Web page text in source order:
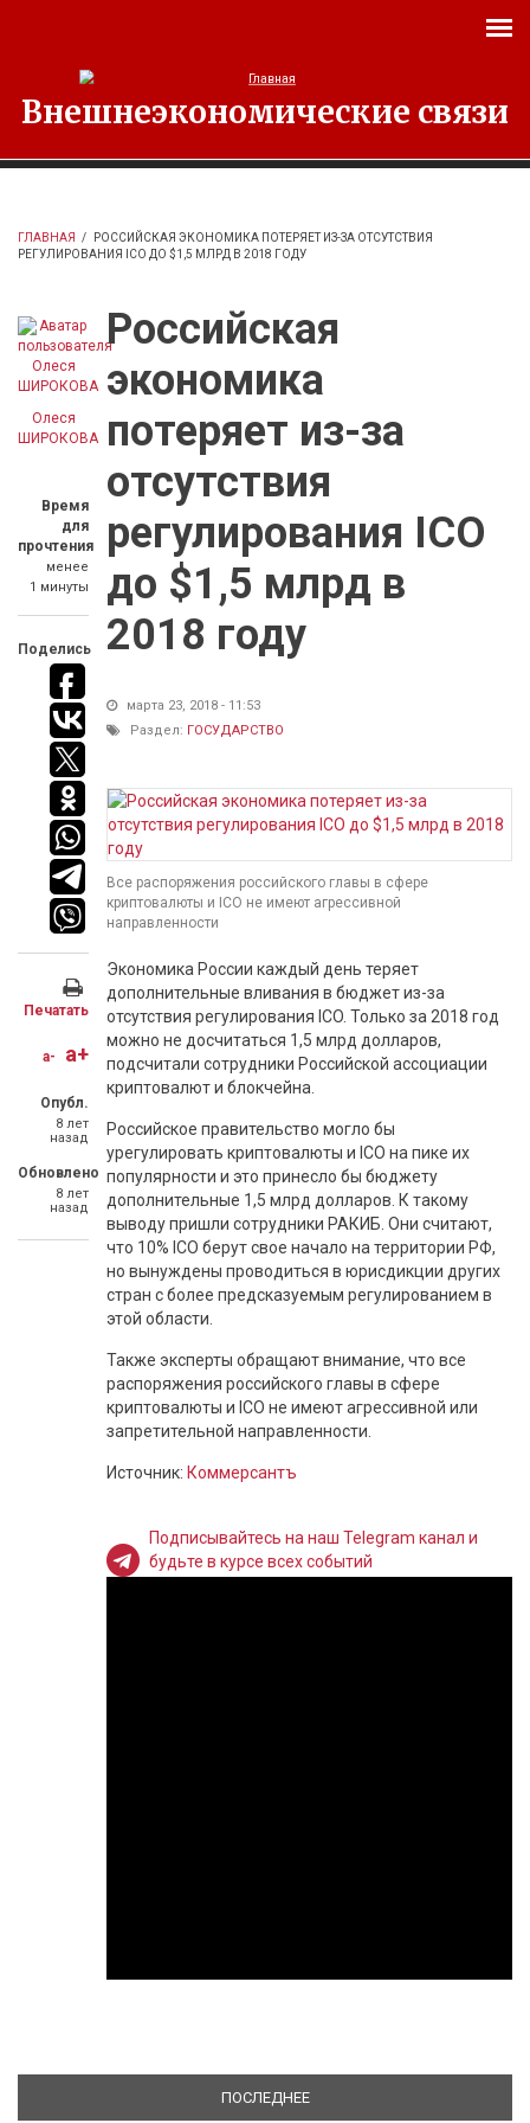
Внешнеэкономические связи
ГЛАВНАЯ /
РОССИЙСКАЯ ЭКОНОМИКА ПОТЕРЯЕТ ИЗ-ЗА ОТСУТСТВИЯ
РЕГУЛИРОВАНИЯ ICO ДО $1,5 МЛРД В 2018 ГОДУ
Олеся
ШИРОКОВА
Время
для
прочтения
менее
1 минуты
Поделись
Печатать
a- a+
Опубл.
8 лет
назад
Обновлено
8 лет
назад
Российская
экономика
потеряет из-за
отсутствия
регулирования ICO
до $1,5 млрд в
2018 году
марта 23, 2018 - 11:53
Раздел: ГОСУДАРСТВО
Все распоряжения российского главы в сфере
криптовалюты и ICO не имеют агрессивной
направленности
Экономика России каждый день теряет
дополнительные вливания в бюджет из-за
отсутствия регулирования ICO. Только за 2018 год
можно не досчитаться 1,5 млрд долларов,
подсчитали сотрудники Российской ассоциации
криптовалют и блокчейна.
Российское правительство могло бы
урегулировать криптовалюты и ICO на пике их
популярности и это принесло бы бюджету
дополнительные 1,5 млрд долларов. К такому
выводу пришли сотрудники РАКИБ. Они считают,
что 10% ICO берут свое начало на территории РФ,
но вынуждены проводиться в юрисдикции других
стран с более предсказуемым регулированием в
этой области.
Также эксперты обращают внимание, что все
распоряжения российского главы в сфере
криптовалюты и ICO не имеют агрессивной или
запретительной направленности.
Источник: Коммерсантъ
Подписывайтесь на наш Telegram канал и
будьте в курсе всех событий
ПОСЛЕДНЕЕ(АКТИВНАЯ ВКЛАДКА)